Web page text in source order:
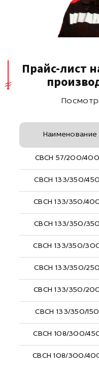
Прайс-лист
Наименование
СВСН 57/200/
СВСН 133/350/
СВСН 133/350/
СВСН 133/350/
СВСН 133/350/
СВСН 133/350/
СВСН 133/350/
СВСН 133/350/
СВСН 108/300/
СВСН 108/300/